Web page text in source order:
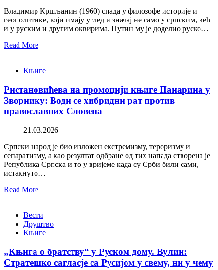
Владимир Кршљанин (1960) спада у филозофе историје и
геополитике, који имају углед и значај не само у српским, већ
и у руским и другим оквирима. Путин му је доделио руско…
Read More
Књиге
Ристановићева на промоцији књиге Панарина у
Зворнику: Води се хибридни рат против
православних Словена
21.03.2026
Српски народ је био изложен екстремизму, тероризму и
сепаратизму, а као резултат одбране од тих напада створена је
Република Српска и то у вријеме када су Срби били сами,
истакнуто…
Read More
Вести
Друштво
Књиге
„Књига о братству“ у Руском дому. Вулин:
Стратешко сагласје са Русијом у свему, ни у чему